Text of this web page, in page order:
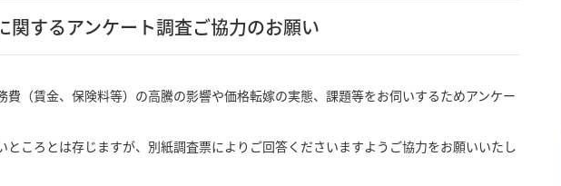
関するアンケート調査ご協力のお願い
（賃金、保険料等）の高騰の影響や価格転嫁の実態、課題等をお伺いするためアンケー
ころとは存じますが、別紙調査票によりご回答くださいますようご協力をお願いいたし